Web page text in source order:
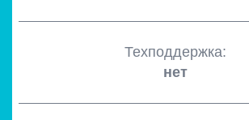
Техподдержка:
нет